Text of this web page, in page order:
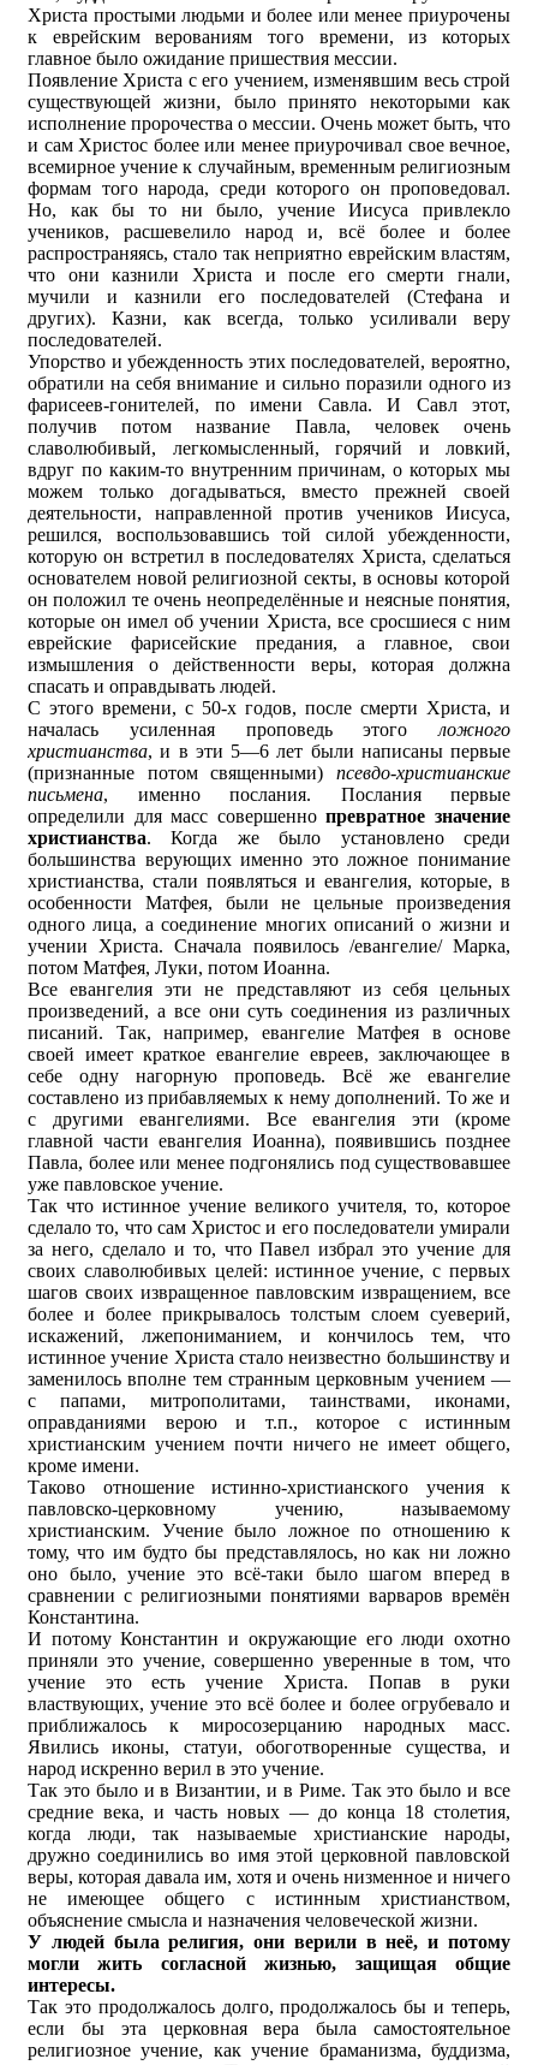
Христа простыми людьми и более или менее приурочены
к еврейским верованиям того времени, из которых
главное было ожидание пришествия мессии.
Появление Христа с его учением, изменявшим весь строй
существующей жизни, было принято некоторыми как
исполнение пророчества о мессии. Очень может быть, что
и сам Христос более или менее приурочивал свое вечное,
всемирное учение к случайным, временным религиозным
формам того народа, среди которого он проповедовал.
Но, как бы то ни было, учение Иисуса привлекло
учеников, расшевелило народ и, всё более и более
распространяясь, стало так неприятно еврейским властям,
что они казнили Христа и после его смерти гнали,
мучили и казнили его последователей (Стефана и
других). Казни, как всегда, только усиливали веру
последователей.
Упорство и убежденность этих последователей, вероятно,
обратили на себя внимание и сильно поразили одного из
фарисеев-гонителей, по имени Савла. И Савл этот,
получив потом название Павла, человек очень
славолюбивый, легкомысленный, горячий и ловкий,
вдруг по каким-то внутренним причинам, о которых мы
можем только догадываться, вместо прежней своей
деятельности, направленной против учеников Иисуса,
решился, воспользовавшись той силой убежденности,
которую он встретил в последователях Христа, сделаться
основателем новой религиозной секты, в основы которой
он положил те очень неопределённые и неясные понятия,
которые он имел об учении Христа, все сросшиеся с ним
еврейские фарисейские предания, а главное, свои
измышления о действенности веры, которая должна
спасать и оправдывать людей.
С этого времени, с 50-х годов, после смерти Христа, и
началась усиленная проповедь этого ложного
христианства, и в эти 5—6 лет были написаны первые
(признанные потом священными) псевдо-христианские
письмена, именно послания. Послания первые
определили для масс совершеннопревратное значение
христианства. Когда же было установлено среди
большинства верующих именно это ложное понимание
христианства, стали появляться и евангелия, которые, в
особенности Матфея, были не цельные произведения
одного лица, а соединение многих описаний о жизни и
учении Христа. Сначала появилось /евангелие/ Марка,
потом Матфея, Луки, потом Иоанна.
Все евангелия эти не представляют из себя цельных
произведений, а все они суть соединения из различных
писаний. Так, например, евангелие Матфея в основе
своей имеет краткое евангелие евреев, заключающее в
себе одну нагорную проповедь. Всё же евангелие
составлено из прибавляемых к нему дополнений. То же и
с другими евангелиями. Все евангелия эти (кроме
главной части евангелия Иоанна), появившись позднее
Павла, более или менее подгонялись под существовавшее
уже павловское учение.
Так что истинное учение великого учителя, то, которое
сделало то, что сам Христос и его последователи умирали
за него, сделало и то, что Павел избрал это учение для
своих славолюбивых целей: истинное учение, с первых
шагов своих извращенное павловским извращением, все
более и более прикрывалось толстым слоем суеверий,
искажений, лжепониманием, и кончилось тем, что
истинное учение Христа стало неизвестно большинству и
заменилось вполне тем странным церковным учением —
с папами, митрополитами, таинствами, иконами,
оправданиями верою и т.п., которое с истинным
христианским учением почти ничего не имеет общего,
кроме имени.
Таково отношение истинно-христианского учения к
павловско-церковному учению, называемому
христианским. Учение было ложное по отношению к
тому, что им будто бы представлялось, но как ни ложно
оно было, учение это всё-таки было шагом вперед в
сравнении с религиозными понятиями варваров времён
Константина.
И потому Константин и окружающие его люди охотно
приняли это учение, совершенно уверенные в том, что
учение это есть учение Христа. Попав в руки
властвующих, учение это всё более и более огрубевало и
приближалось к миросозерцанию народных масс.
Явились иконы, статуи, обоготворенные существа, и
народ искренно верил в это учение.
Так это было и в Византии, и в Риме. Так это было и все
средние века, и часть новых — до конца 18 столетия,
когда люди, так называемые христианские народы,
дружно соединились во имя этой церковной павловской
веры, которая давала им, хотя и очень низменное и ничего
не имеющее общего с истинным христианством,
объяснение смысла и назначения человеческой жизни.
У людей была религия, они верили в неё, и потому
могли жить согласной жизнью, защищая общие
интересы.
Так это продолжалось долго, продолжалось бы и теперь,
если бы эта церковная вера была самостоятельное
религиозное учение, как учение браманизма, буддизма,